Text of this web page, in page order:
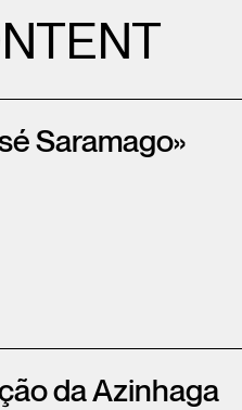
Saramago»
da Azinhaga